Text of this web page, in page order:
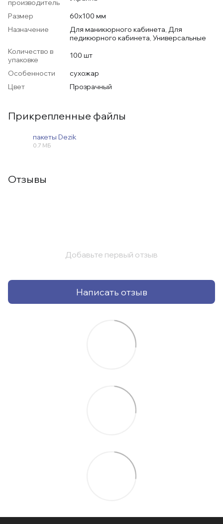
производитель
Размер
60х100 мм
Назначение
Для маникюрного кабинета, Для
педикюрного кабинета, Универсальные
Количество в
упаковке
100 шт
Особенности
сухожар
Цвет
Прозрачный
Прикрепленные файлы
пакеты Dezik
0.7 МБ
Отзывы
Добавьте первый отзыв
Написать отзыв